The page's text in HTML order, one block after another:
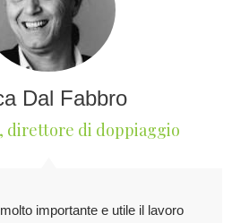
Dal Fabbro
direttore di doppiaggio
importante e utile il lavoro